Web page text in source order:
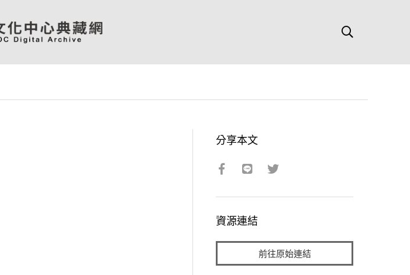
分享本文
資源連結
前往原始連結